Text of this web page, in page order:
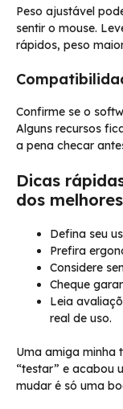
Peso ajustável
sentir o mouse.
rápidos, peso
Confirme se o
Alguns recursos
a pena checar
Dicas
dos
Defina seu
Prefira
Considere
Cheque
Leia
real de uso.
Uma amiga minha
“testar” e acabou
mudar é só uma